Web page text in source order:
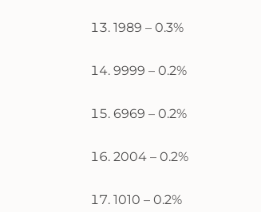
1989 – 0.3%
9999 – 0.2%
6969 – 0.2%
2004 – 0.2%
1010 – 0.2%